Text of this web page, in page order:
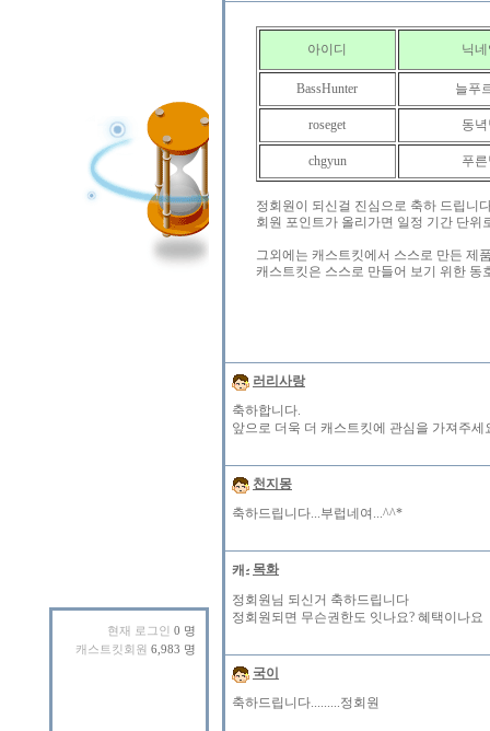
현재 로그인 0 명
캐스트킷회원 6,983 명
아이디 닉
BassHunter 늘푸
roseget 동
chgyun 푸
정회원이 되신걸 진심으로 축하 드립니
회원 포인트가 올리가면 일정 기간 단
그외에는 캐스트킷에서 스스로 만든 제
캐스트킷은 스스로 만들어 보기 위한 동
러리사랑
축하합니다.
앞으로 더욱 더 캐스트킷에 관심을 가져주세
천지몽
축하드립니다...부럽네여...^^*
목화
정회원님 되신거 축하드립니다
정회원되면 무슨권한도 잇나요? 혜택이나요
국이
축하드립니다.........정회원